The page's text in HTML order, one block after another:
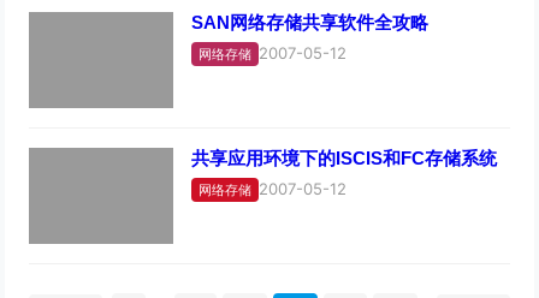
SAN网络存储共享软件全攻略
网络存储 2007-05-12
共享应用环境下的ISCIS和FC存储系统
网络存储 2007-05-12